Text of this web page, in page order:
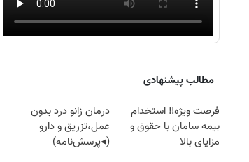
مطالب پیشنهادی
فرصت ویژه‼️ استخدام
بیمه سامان با حقوق و
مزایای بالا
درمان زانو درد بدون
عمل،تزریق و دارو
(◂پرسش‌نامه)